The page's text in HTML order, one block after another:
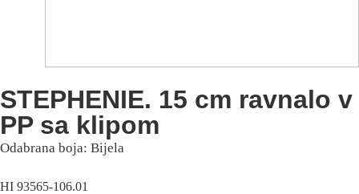
STEPHENIE. 15 cm ravnalo v
PP sa klipom
Odabrana boja: Bijela
HI 93565-106.01